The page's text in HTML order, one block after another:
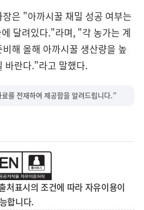
은 "아까시꿀 채밀 성공 여부는
달려있다."라며, "각 농가는 계
해 올해 아까시꿀 생산량을 높
바란다."라고 말했다.
를 전재하여 제공함을 알려드립니다.”
처표시의 조건에 따라 자유이용이
합니다.